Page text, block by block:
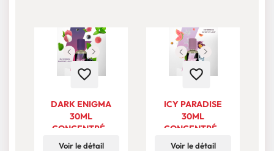
favorite_border
DARK ENIGMA
30ML
CONCENTRÉ -
TJUICE NEW
Voir le détail
favorite_border
ICY PARADISE
30ML
CONCENTRÉ -
TJUICE NEW
Voir le détail